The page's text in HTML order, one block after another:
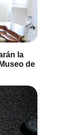
la
de